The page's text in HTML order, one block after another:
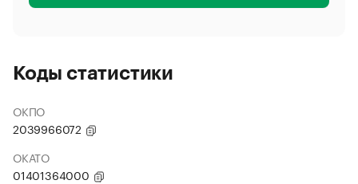
Коды статистики
ОКПО
2039966072
ОКАТО
01401364000